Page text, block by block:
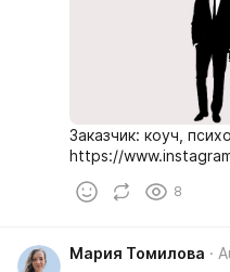
Заказчик: коуч,
https://
8
Мария Томилова